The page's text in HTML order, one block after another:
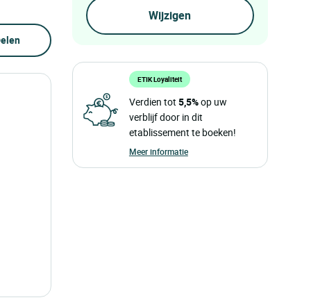
ETIK Loyaliteit
Verdien tot 5,5%op uw
verblijf door in dit
etablissement te boeken!
Meer informatie